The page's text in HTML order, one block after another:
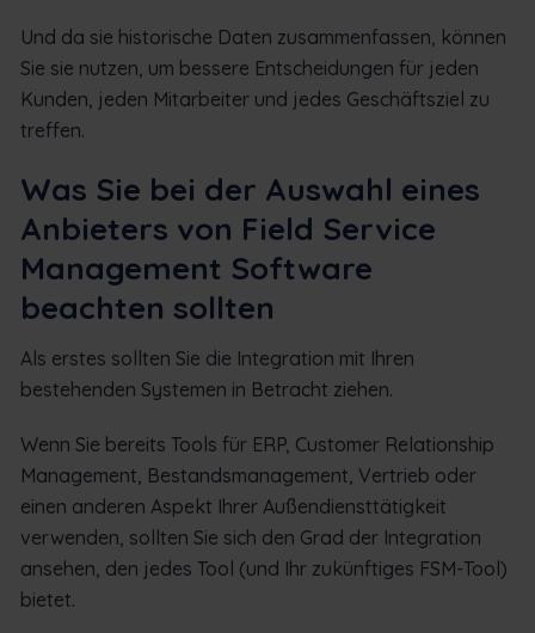
Und da sie historische Daten zusammenfassen, können
Sie sie nutzen, um bessere Entscheidungen für jeden
Kunden, jeden Mitarbeiter und jedes Geschäftsziel zu
treffen.
Was Sie bei der Auswahl eines
Anbieters von Field Service
Management Software
beachten sollten
Als erstes sollten Sie die Integration mit Ihren
bestehenden Systemen in Betracht ziehen.
Wenn Sie bereits Tools für ERP, Customer Relationship
Management, Bestandsmanagement, Vertrieb oder
einen anderen Aspekt Ihrer Außendiensttätigkeit
verwenden, sollten Sie sich den Grad der Integration
ansehen, den jedes Tool (und Ihr zukünftiges FSM-Tool)
bietet.